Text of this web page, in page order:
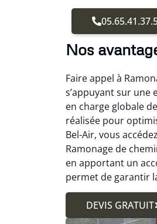
Nos
Faire appel à
s’appuyant sur une
en charge globale
réalisée pour
Bel-Air, vous
Ramonage de
en apportant un
permet de garantir
DEVIS GRATUIT